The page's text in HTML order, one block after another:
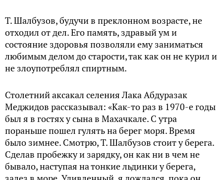
Т. Шалбузов, будучи в преклонном возрасте, не
отходил от дел. Его память, здравый ум и
состояние здоровья позволяли ему заниматься
любимым делом до старости, так как он не курил и
не злоупотреблял спиртным.
Столетний аксакал селения Лака Абдуразак
Меджидов рассказывал: «Как-то раз в 1970-е годы
был я в гостях у сына в Махачкале. С утра
пораньше пошел гулять на берег моря. Время
было зимнее. Смотрю, Т. Шалбузов стоит у берега.
Сделав пробежку и зарядку, он как ни в чем не
бывало, наступая на тонкие льдинки у берега,